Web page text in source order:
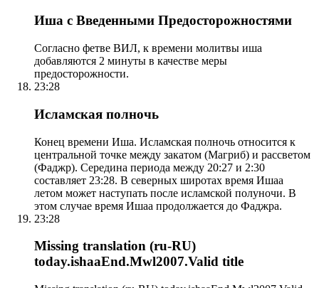
Иша с Введенными Предосторожностями
Согласно фетве ВИЛ, к времени молитвы иша
добавляются 2 минуты в качестве меры
предосторожности.
23:28
Исламская полночь
Конец времени Иша. Исламская полночь относится к
центральной точке между закатом (Магриб) и рассветом
(Фаджр). Середина периода между 20:27 и 2:30
составляет 23:28. В северных широтах время Ишаа
летом может наступать после исламской полуночи. В
этом случае время Ишаа продолжается до Фаджра.
23:28
Missing translation (ru-RU)
today.ishaaEnd.Mwl2007.Valid title